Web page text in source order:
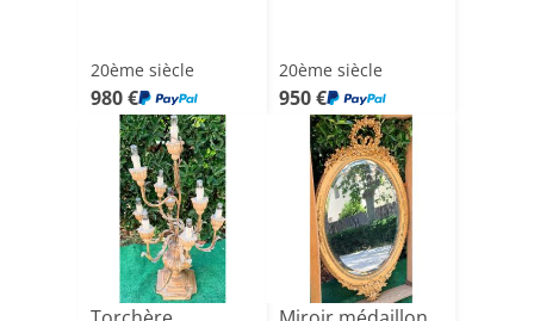
20ème siècle
980 €
20ème siècle
950 €